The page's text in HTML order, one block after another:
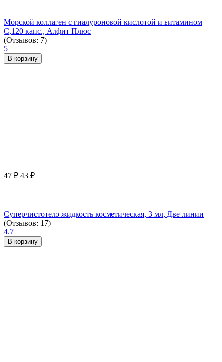
Морской коллаген с гиалуроновой кислотой и витамином
С,120 капс., Алфит Плюс
(Отзывов: 7)
5
В корзину
47 ₽ 43 ₽
Суперчистотело жидкость косметическая, 3 мл, Две линии
(Отзывов: 17)
4.7
В корзину